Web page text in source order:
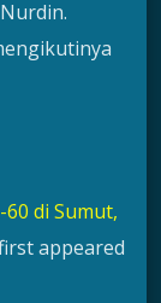
di Sumut,
appeared